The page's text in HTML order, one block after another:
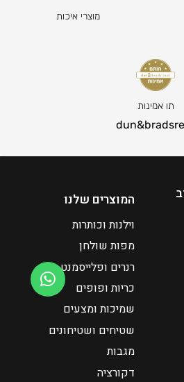
מוצרי איכות
תו אמינות
המוצרים שלנו
וילנות וכותרות
מפות שולחן
רנרים ופלייסמנט
כריות ופופים
שמיכות ומצעים
שטיחים ושטיחונים
מגבות
דקורציה